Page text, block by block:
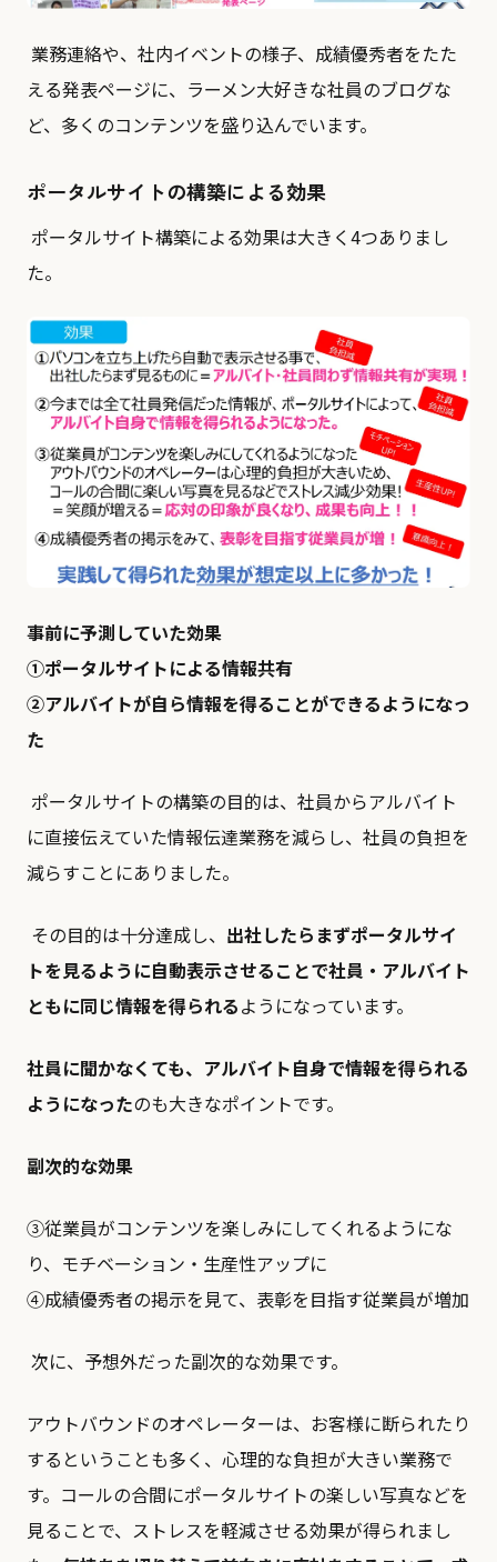
業務連絡や、社内イベントの様子、成績優秀者をたた
える発表ページに、ラーメン大好きな社員のブログな
ど、多くのコンテンツを盛り込んでいます。
ポータルサイトの構築による効果
ポータルサイト構築による効果は大きく4つありまし
た。
事前に予測していた効果
①ポータルサイトによる情報共有
②アルバイトが自ら情報を得ることができるようになっ
た
ポータルサイトの構築の目的は、社員からアルバイト
に直接伝えていた情報伝達業務を減らし、社員の負担を
減らすことにありました。
その目的は十分達成し、 出社したらまずポータルサイ
トを見るように自動表示させることで社員・アルバイト
ともに同じ情報を得られるようになっています。
社員に聞かなくても、アルバイト自身で情報を得られる
ようになったのも大きなポイントです。
副次的な効果
③従業員がコンテンツを楽しみにしてくれるようにな
り、モチベーション・生産性アップに
④成績優秀者の掲示を見て、表彰を目指す従業員が増加
次に、予想外だった副次的な効果です。
アウトバウンドのオペレーターは、お客様に断られたり
するということも多く、心理的な負担が大きい業務で
す。コールの合間にポータルサイトの楽しい写真などを
見ることで、ストレスを軽減させる効果が得られまし